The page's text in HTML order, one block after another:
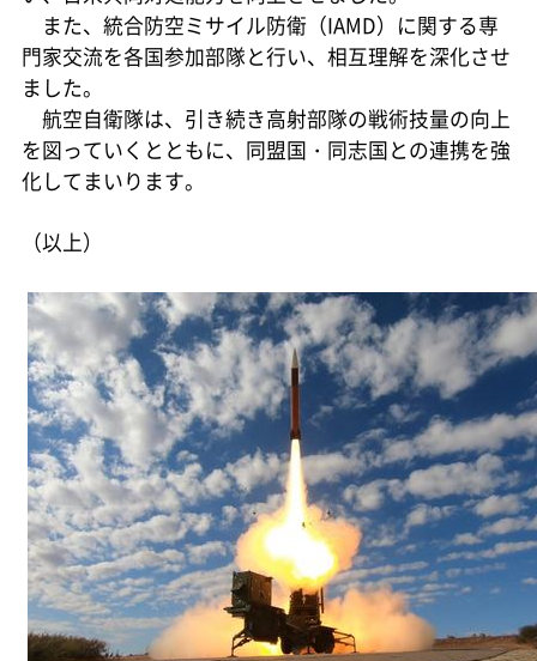
また、統合防空ミサイル防衛（IAMD）に関する専
門家交流を各国参加部隊と行い、相互理解を深化させ
ました。
航空自衛隊は、引き続き高射部隊の戦術技量の向上
を図っていくとともに、同盟国・同志国との連携を強
化してまいります。
（以上）